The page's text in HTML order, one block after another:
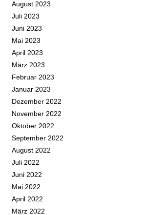
August 2023
Juli 2023
Juni 2023
Mai 2023
April 2023
März 2023
Februar 2023
Januar 2023
Dezember 2022
November 2022
Oktober 2022
September 2022
August 2022
Juli 2022
Juni 2022
Mai 2022
April 2022
März 2022